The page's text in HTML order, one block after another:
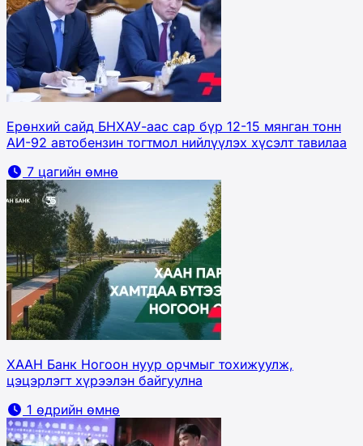
Ерөнхий сайд БНХАУ-аас сар бүр 12-15 мянган тонн
АИ-92 автобензин тогтмол нийлүүлэх хүсэлт тавилаа
7 цагийн өмнө
ХААН Банк Ногоон нуур орчмыг тохижуулж,
цэцэрлэгт хүрээлэн байгуулна
1 өдрийн өмнө